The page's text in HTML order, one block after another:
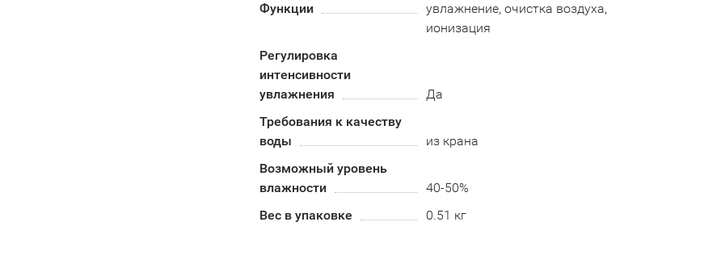
Функции
увлажнение, очистка воздуха,
ионизация
Регулировка
интенсивности
увлажнения
Да
Требования к качеству
воды
из крана
Возможный уровень
влажности
40-50%
Вес в упаковке
0.51 кг